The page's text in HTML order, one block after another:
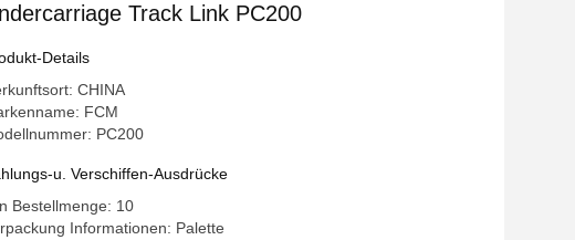
Track Link PC200
Details
CHINA
FCM
PC200
u. Verschiffen-Ausdrücke
Bestellmenge: 10
Informationen: Palette